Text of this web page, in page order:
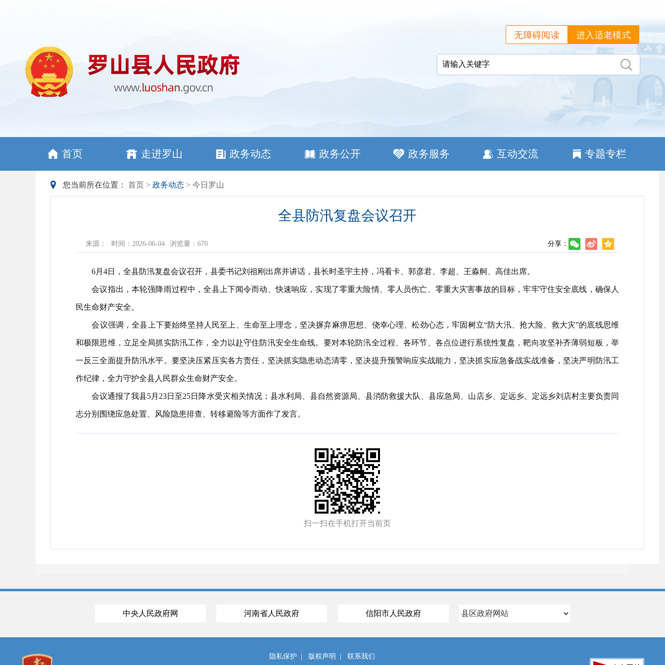
进入适老模式
无障碍阅读
首页 走进罗山 政务动态 政务公开 政务服务 互动交流 专题专栏
您当前所在位置： 首页 > 政务动态 > 今日罗山
全县防汛复盘会议召开
来源： 时间：2026-06-04 浏览量： 670 分享：
6月4日，全县防汛复盘会议召开，县委书记刘祖刚出席并讲话，县长时圣宇主持，冯看卡、郭彦君、李超、王淼舸、高佳出席。
会议指出，本轮强降雨过程中，全县上下闻令而动、快速响应，实现了零重大险情、零人员伤亡、零重大灾害事故的目标，牢牢守住安全底线，确保人
民生命财产安全。
会议强调，全县上下要始终坚持人民至上、生命至上理念，坚决摒弃麻痹思想、侥幸心理、松劲心态，牢固树立“防大汛、抢大险、救大灾”的底线思维
和极限思维，立足全局抓实防汛工作，全力以赴守住防汛安全生命线。要对本轮防汛全过程、各环节、各点位进行系统性复盘，靶向攻坚补齐薄弱短板，举
一反三全面提升防汛水平。要坚决压紧压实各方责任，坚决抓实隐患动态清零，坚决提升预警响应实战能力，坚决抓实应急备战实战准备，坚决严明防汛工
作纪律，全力守护全县人民群众生命财产安全。
会议通报了我县5月23日至25日降水受灾相关情况；县水利局、县自然资源局、县消防救援大队、县应急局、山店乡、定远乡、定远乡刘店村主要负责同
志分别围绕应急处置、风险隐患排查、转移避险等方面作了发言。
扫一扫在手机打开当前页
中央人民政府网 河南省人民政府 信阳市人民政府
隐私保护 版权声明 联系我们